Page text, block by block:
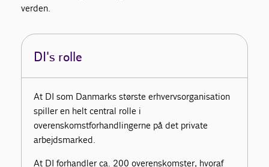
verden.
DI's rolle
At DI som Danmarks største erhvervsorganisation
spiller en helt central rolle i
overenskomstforhandlingerne på det private
arbejdsmarked.
At DI forhandler ca. 200 overenskomster, hvoraf